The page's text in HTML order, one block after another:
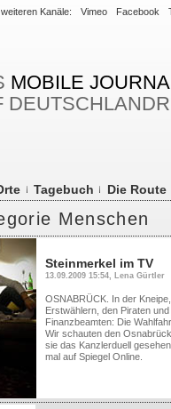
Kanäle: Vimeo Facebook
MOBILE
Tagebuch Die Route
Menschen
Steinmerkel im TV
13.09.2009 15:54, Lena Gürtler
OSNABRÜCK. In der
Erstwählern, den Piraten
Finanzbeamten: Die
Wir schauten den
sie das Kanzlerduell
mal auf Spiegel Online.